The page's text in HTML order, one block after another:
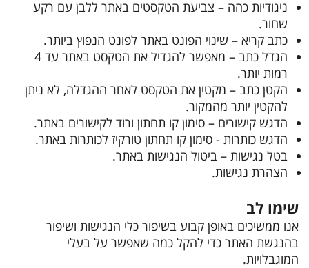
ניגודיות כהה – צביעת הטקסטים באתר ללבן עם רקע
שחור.
כתב קריא – שינוי הפונט באתר לפונט הנפוץ ביותר.
הגדל כתב – מאפשר להגדיל את הטקסט באתר עד 4
רמות יותר.
הקטן כתב – מקטין את הטקסט לאחר ההגדלה, לא ניתן
להקטין יותר מהמקור.
הדגש קישורים – סימון קו תחתון ורוד לקישורים באתר.
הדגש כותרות - סימון קו תחתון טורקיז לכותרות באתר.
בטל נגישות – ביטול הנגישות באתר.
הצהרת נגישות.
שימו לב
אנו ממשיכים באופן קבוע בשיפור כלי הנגישות ושיפור
בהנגשת האתר כדי להקל כמה שאפשר על בעלי
המוגבלויות.